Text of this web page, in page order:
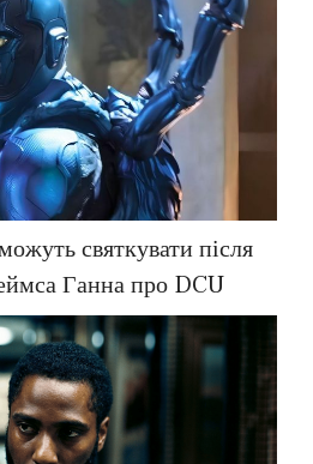
святкувати після
Ганна про DCU